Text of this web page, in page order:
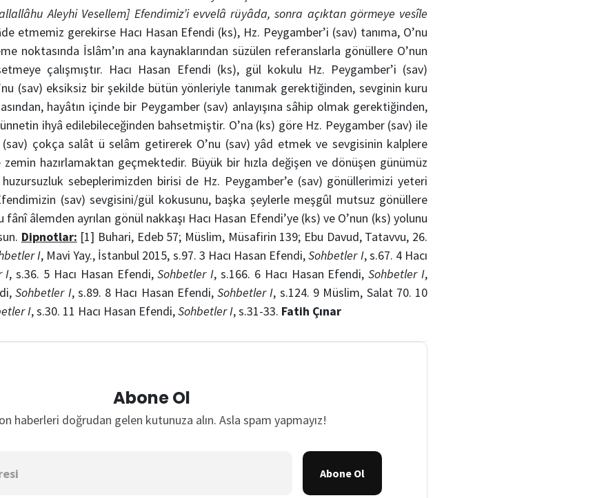
Aleyhi Vesellem] Efendimiz’i evvelâ rüyâda, sonra açıktan görmeye vesîle
etmemiz gerekirse Hacı Hasan Efendi (ks), Hz. Peygamber’i (sav) tanıma, O’nu
noktasında İslâm’ın ana kaynaklarından süzülen referanslarla gönüllere O’nun
çalışmıştır. Hacı Hasan Efendi (ks), gül kokulu Hz. Peygamber’i (sav)
(sav) eksiksiz bir şekilde bütün yönleriyle tanımak gerektiğinden, sevginin kuru
hayâtın içinde bir Peygamber (sav) anlayışına sâhip olmak gerektiğinden,
ihyâ edilebileceğinden bahsetmiştir. O’na (ks) göre Hz. Peygamber (sav) ile
(sav) çokça salât ü selâm getirerek O’nu (sav) yâd etmek ve sevgisinin kalplere
hazırlamaktan geçmektedir. Büyük bir hızla değişen ve dönüşen günümüz
sebeplerimizden birisi de Hz. Peygamber’e (sav) gönüllerimizi yeteri
Efendimizin (sav) sevgisini/gül kokusunu, başka şeylerle meşgûl mutsuz gönüllere
âlemden ayrılan gönül nakkaşı Hacı Hasan Efendi’ye (ks) ve O’nun (ks) yolunu
Dipnotlar: [1] Buhari, Edeb 57; Müslim, Müsafirin 139; Ebu Davud, Tatavvu, 26.
I, Mavi Yay., İstanbul 2015, s.97. 3 Hacı Hasan Efendi,Sohbetler I, s.67. 4 Hacı
I, s.36. 5 Hacı Hasan Efendi,Sohbetler I, s.166. 6 Hacı Hasan Efendi,Sohbetler I,
Sohbetler I, s.89. 8 Hacı Hasan Efendi,Sohbetler I, s.124. 9 Müslim, Salat 70. 10
I, s.30. 11 Hacı Hasan Efendi,Sohbetler I, s.31-33. Fatih Çınar
Abone Ol
haberleri doğrudan gelen kutunuza alın. Asla spam yapmayız!
Abone Ol